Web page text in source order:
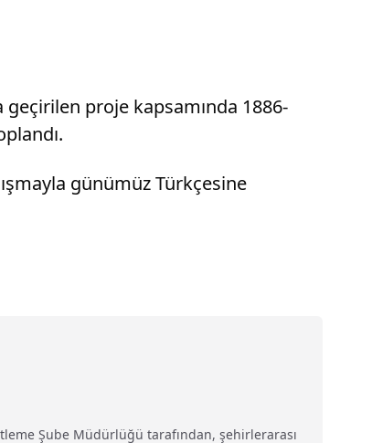
proje kapsamında 1886-
günümüz Türkçesine
Şube Müdürlüğü tarafından, şehirlerarası